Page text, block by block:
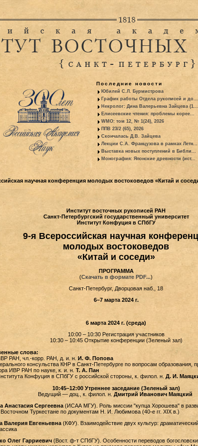
Последние новости
Юбилей С.Л. Бурмистрова
График работы Отдела рукописей и до...
Некролог: Дина Валерьевна Зайцева (1...
Елисеевские чтения: проблемы корее...
WMO: том 12, № 1(24), 2026
ППВ 23/2 (65), 2026
Скончалась Д.В. Зайцева
Лекции С.А. Французова в рамках Летн...
Выставка новых поступлений в Библи...
Монография: Японские древности (ист...
научная конференция молодых востоковедов «Китай и
Институт восточных рукописей РАН
Санкт-Петербургский государственный университет
Институт Конфуция в СПбГУ
9-я Всероссийская научная
молодых востоковедов
«Китай и соседи»
ПРОГРАММА
(Скачать в формате PDF...)
Санкт-Петербург, Дворцовая наб., 18
6–7 марта 2024 г.
6 марта 2024 г. (среда)
10:00 – 10:30 Регистрация участников
10:30 – 10:45 Открытие конференции (Зеленый зал)
слова:
РАН, чл.-корр. РАН, д. и. н. И. Ф. Попова
консульства КНР в Санкт-Петербурге по вопросам образования,
ИВР РАН по науке, к. и. н. Т. А. Пан
Конфуция в СПбГУ с российской стороны, к. филол. н. Д. И.
10:45–12:00 Утреннее заседание (Зеленый зал)
Ведущий — доц., к. филол. н. Дмитрий Иванович Маяцкий
Анастасия Сергеевна(ИСАА МГУ). Роль миссии "купца Хорошева" в
Восточном Туркестане по документам Н. И. Любимова (40-е гг. XIX в.)
Валерия Евгеньевна (КФУ). Взаимодействие двух культур:
Олег Гарриевич (Вост. ф-т СПбГУ). Особенности переводов